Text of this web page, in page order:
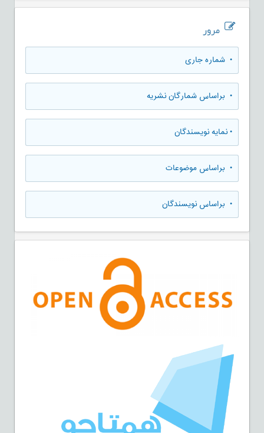
مرور
• شماره جاری
• براساس شمارگان نشریه
•نمایه نویسندگان
• براساس موضوعات
• براساس نویسندگان